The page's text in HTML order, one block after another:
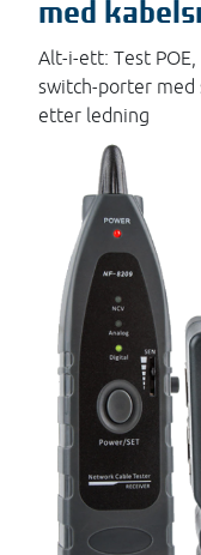
med
Alt-i-ett: Test
switch-porter med
etter ledning